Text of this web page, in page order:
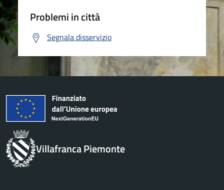
Problemi in città
Segnala disservizio
Villafranca Piemonte